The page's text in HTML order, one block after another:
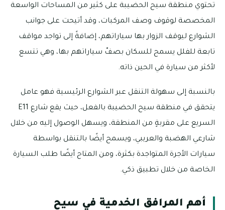
تحتوي منطقة سيح الحضيبة على كثير من المساحات الواسعة
المخصصة لوقوف وصف المركبات، وقد أتيحت على جوانب
الشوارع ليوقف الزوار بها سياراتهم، إضافةً إلى تواجد مواقف
تابعة للفلل يسمح للسكان بصفّ سياراتهم بها، وهي تتسع
لأكثر من سيارة في الحين ذاته.
بالنسبة إلى سهولة التنقل عبر الشوارع الرئيسية فهو عامل
يتحقق في منطقة سيح الحضيبة بالفعل، حيث يقع شارع E11
السريع على مقربةٍ من المنطقة، ويسهل الوصول إليه من خلال
شارعي الهضبة والعريبي، ويسمح أيضًا بالتنقل بواسطة
سيارات الأجرة المتواجدة بكثرة، ومن المتاح أيضًا طلب السيارة
الخاصة من خلال تطبيق ذكي.
أهم المرافق الخدمية في سيح